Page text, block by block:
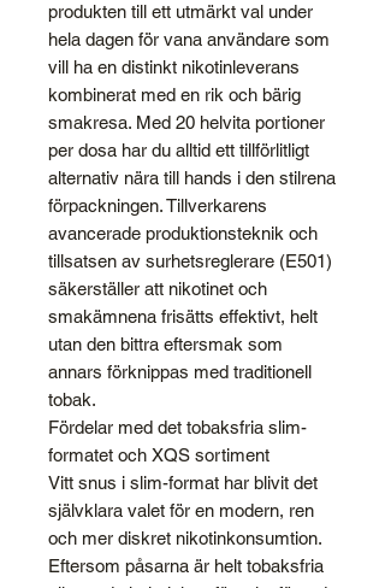
produkten till ett utmärkt val under
hela dagen för vana användare som
vill ha en distinkt nikotinleverans
kombinerat med en rik och bärig
smakresa. Med 20 helvita portioner
per dosa har du alltid ett tillförlitligt
alternativ nära till hands i den stilrena
förpackningen. Tillverkarens
avancerade produktionsteknik och
tillsatsen av surhetsreglerare (E501)
säkerställer att nikotinet och
smakämnena frisätts effektivt, helt
utan den bittra eftersmak som
annars förknippas med traditionell
tobak.
Fördelar med det tobaksfria slim-
formatet och XQS sortiment
Vitt snus i slim-format har blivit det
självklara valet för en modern, ren
och mer diskret nikotinkonsumtion.
Eftersom påsarna är helt tobaksfria